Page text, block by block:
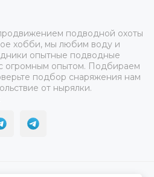
подводной охоты
хобби, мы любим воду и
опытные подводные
огромным опытом. Подбираем
подбор снаряжения нам
от нырялки.